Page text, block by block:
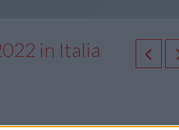
in Italia